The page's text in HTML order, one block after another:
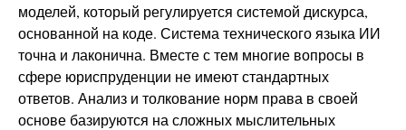
моделей, который регулируется системой дискурса,
основанной на коде. Система технического языка ИИ
точна и лаконична. Вместе с тем многие вопросы в
сфере юриспруденции не имеют стандартных
ответов. Анализ и толкование норм права в своей
основе базируются на сложных мыслительных